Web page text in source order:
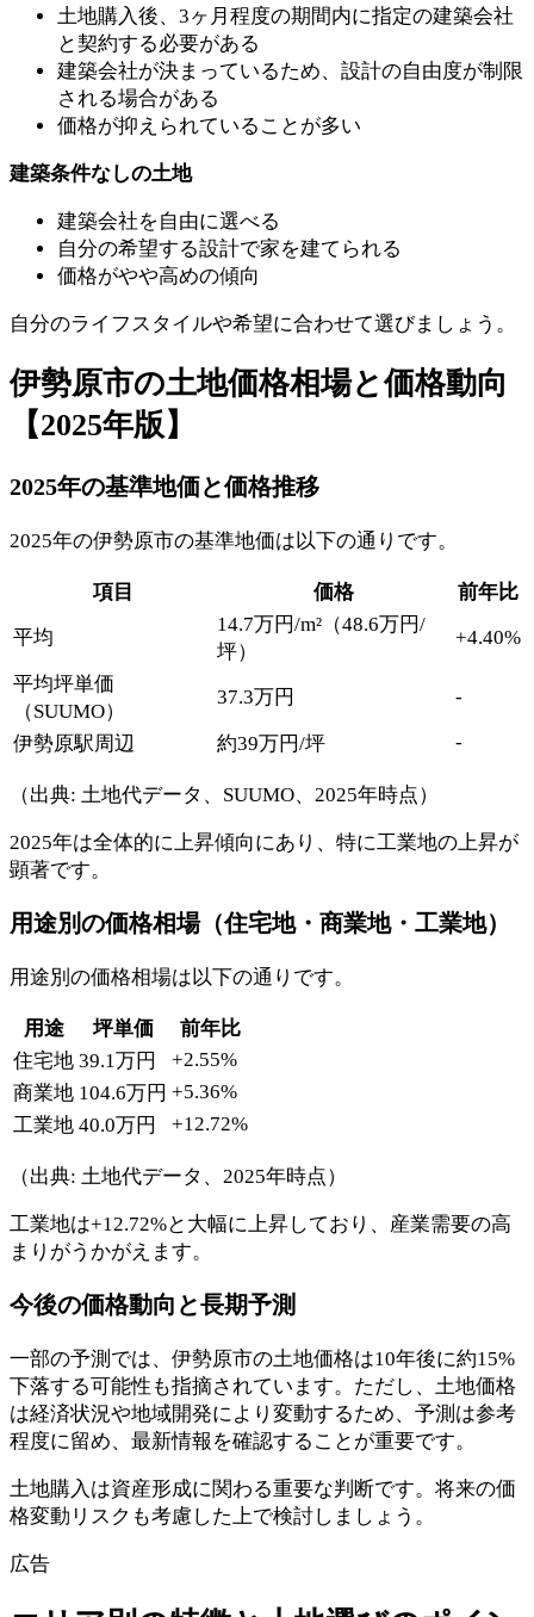
土地購入後、3ヶ月程度の期間内に指定の建築会社
と契約する必要がある
建築会社が決まっているため、設計の自由度が制限
される場合がある
価格が抑えられていることが多い
建築条件なしの土地
建築会社を自由に選べる
自分の希望する設計で家を建てられる
価格がやや高めの傾向
自分のライフスタイルや希望に合わせて選びましょう。
伊勢原市の土地価格相場と価格動向
【2025年版】
2025年の基準地価と価格推移
2025年の伊勢原市の基準地価は以下の通りです。
項目 価格
前年比
平均
14.7万円/m²（48.6万円/
坪）
+4.40%
平均坪単価
（SUUMO）
37.3万円 -
伊勢原駅周辺 約39万円/坪 -
（出典: 土地代データ、SUUMO、2025年時点）
2025年は全体的に上昇傾向にあり、特に工業地の上昇が
顕著です。
用途別の価格相場（住宅地・商業地・工業地）
用途別の価格相場は以下の通りです。
用途 坪単価
前年比
住宅地 39.1万円
+2.55%
商業地 104.6万円 +5.36%
工業地 40.0万円 +12.72%
（出典: 土地代データ、2025年時点）
工業地は+12.72%と大幅に上昇しており、産業需要の高
まりがうかがえます。
今後の価格動向と長期予測
一部の予測では、伊勢原市の土地価格は10年後に約15%
下落する可能性も指摘されています。ただし、土地価格
は経済状況や地域開発により変動するため、予測は参考
程度に留め、最新情報を確認することが重要です。
土地購入は資産形成に関わる重要な判断です。将来の価
格変動リスクも考慮した上で検討しましょう。
広告